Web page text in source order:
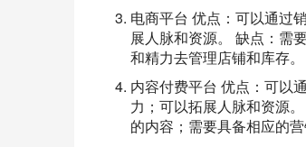
电商平台 优点：可以通过
展人脉和资源。 缺点：需
和精力去管理店铺和库存。
内容付费平台 优点：可以
力；可以拓展人脉和资源
的内容；需要具备相应的营